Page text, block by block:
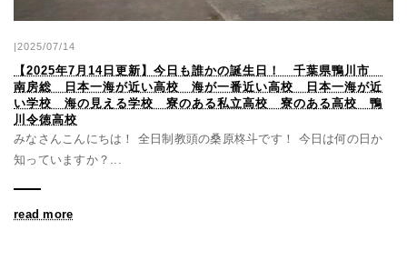
|2025/07/14
【2025年7月14日更新】今日も誰かの誕生日！ 千葉県鴨川市
南房総 日本一海が近い高校 海が一番近い高校 日本一海が近
い学校 海の見える学校 寮のある私立高校 寮のある高校 鴨
川令徳高校
みなさんこんにちは！ 全日制教頭の桑原柊斗です！ 今日は何の日か
知っていますか？...
read more